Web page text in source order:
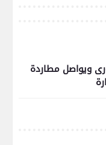
ويواصل مطاردة